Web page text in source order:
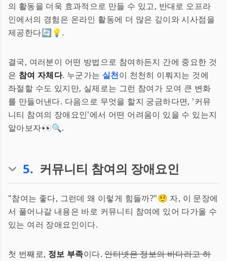
의 활동을 더욱 효과적으로 만들 수 있고, 반대로 오프라
인에서의 경험은 온라인 활동에 더 많은 깊이와 시사점을
제공한다🔄💡.
결국, 여러분이 어떤 방법으로 참여하든지 간에 중요한 것
은 참여 자체다. 누군가는 실천이 천천히 이뤄지는 것에
좌절할 수도 있지만, 실제로는 그런 참여가 모여 큰 변화
를 만들어낸다. 다음으로 무엇을 할지 궁금하다면, '커뮤
니티 참여의 장애요인'에서 어떤 어려움이 있을 수 있는지
알아보자👀🔍.
5. 커뮤니티 참여의 장애요인
"참여는 좋다, 그런데 왜 이렇게 힘들까?"🤨 자, 이 문장에
서 풀어나갈 내용은 바로 커뮤니티 참여에 있어 다가올 수
있는 여러 장애요인이다.
첫 번째로, 정보 부족이다.인터넷은 정보의 바다라고 하